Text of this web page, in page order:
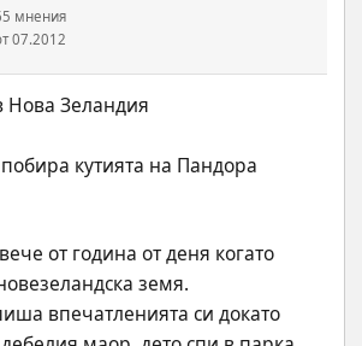
мнения
07.2012
Нова Зеландия
кутията на Пандора
от година от деня когато
земя.
впечатленията си докато